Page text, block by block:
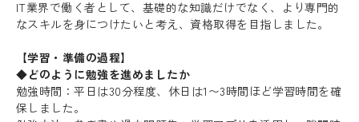
IT業界で働く者として、基礎的な知識だけでなく、より専門的
なスキルを身につけたいと考え、資格取得を目指しました。
【学習・準備の過程】
◆どのように勉強を進めましたか
勉強時間：平日は30分程度、休日は1〜3時間ほど学習時間を確
保しました。